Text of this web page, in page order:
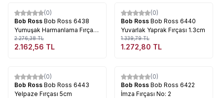
%5
(0)
Bob Ross Bob Ross 6438
Yumuşak Harmanlama Fırçası
2.5cm
2.276,38TL
2.162,56 TL
%5
(0)
Bob Ross Bob Ross 6440
Yuvarlak Yaprak Fırçası 1.3cm
1.339,79TL
1.272,80 TL
%5
(0)
Bob Ross Bob Ross 6443
Yelpaze Fırçası 5cm
%5
(0)
Bob Ross Bob Ross 6422
İmza Fırçası No: 2